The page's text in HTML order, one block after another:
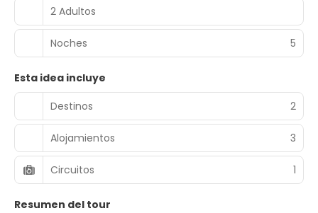
2 Adultos
Noches 5
Esta idea incluye
Destinos
2
Alojamientos 3
Circuitos 1
Resumen del tour